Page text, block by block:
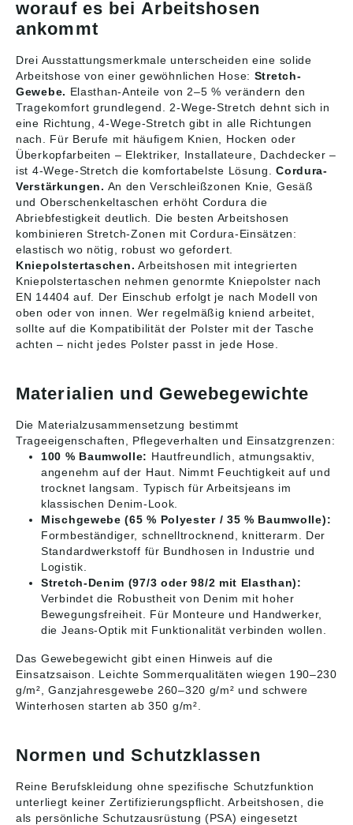
individuelle
KnietaschenhöheRefle
Modell empfehlen wir
folgenden Knieschutz:
00418-100, 00718-
100, 50451-916 oder
20118-915Zertifiziert
zusammen mit
Kniepolstertyp SHORT
oder LONG gemäß
EN 14404
mit Patte sowie
worauf es bei Arbeitshosen
ankommt
Drei Ausstattungsmerkmale unterscheiden eine solide
Arbeitshose von einer gewöhnlichen Hose: Stretch-
Gewebe. Elasthan-Anteile von 2–5 % verändern den
Tragekomfort grundlegend. 2-Wege-Stretch dehnt sich in
eine Richtung, 4-Wege-Stretch gibt in alle Richtungen
nach. Für Berufe mit häufigem Knien, Hocken oder
Überkopfarbeiten – Elektriker, Installateure, Dachdecker –
ist 4-Wege-Stretch die komfortabelste Lösung.Cordura-
Verstärkungen. An den Verschleißzonen Knie, Gesäß
und Oberschenkeltaschen erhöht Cordura die
Abriebfestigkeit deutlich. Die besten Arbeitshosen
kombinieren Stretch-Zonen mit Cordura-Einsätzen:
elastisch wo nötig, robust wo gefordert.
Kniepolstertaschen. Arbeitshosen mit integrierten
Kniepolstertaschen nehmen genormte Kniepolster nach
EN 14404 auf. Der Einschub erfolgt je nach Modell von
oben oder von innen. Wer regelmäßig kniend arbeitet,
sollte auf die Kompatibilität der Polster mit der Tasche
achten – nicht jedes Polster passt in jede Hose.
Materialien und Gewebegewichte
Die Materialzusammensetzung bestimmt
Trageeigenschaften, Pflegeverhalten und Einsatzgrenzen:
100 % Baumwolle: Hautfreundlich, atmungsaktiv,
angenehm auf der Haut. Nimmt Feuchtigkeit auf und
trocknet langsam. Typisch für Arbeitsjeans im
klassischen Denim-Look.
Mischgewebe (65 % Polyester / 35 % Baumwolle):
Formbeständiger, schnelltrocknend, knitterarm. Der
Standardwerkstoff für Bundhosen in Industrie und
Logistik.
Stretch-Denim (97/3 oder 98/2 mit Elasthan):
Verbindet die Robustheit von Denim mit hoher
Bewegungsfreiheit. Für Monteure und Handwerker,
die Jeans-Optik mit Funktionalität verbinden wollen.
Das Gewebegewicht gibt einen Hinweis auf die
Einsatzsaison. Leichte Sommerqualitäten wiegen 190–230
g/m², Ganzjahresgewebe 260–320 g/m² und schwere
Winterhosen starten ab 350 g/m².
Normen und Schutzklassen
Reine Berufskleidung ohne spezifische Schutzfunktion
unterliegt keiner Zertifizierungspflicht. Arbeitshosen, die
als persönliche Schutzausrüstung (PSA) eingesetzt